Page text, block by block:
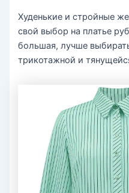
Худенькие и стройные
свой выбор на платье
большая, лучше
трикотажной и